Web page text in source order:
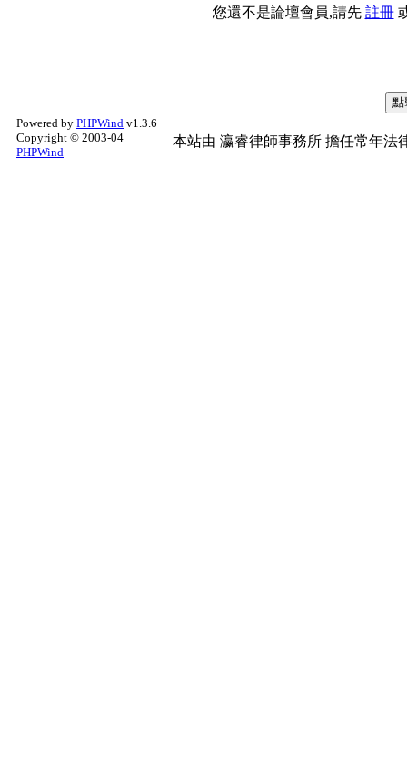
您還不是論壇會員,請先 註冊
Powered by PHPWind v1.3.6
Copyright © 2003-04
PHPWind
本站由 瀛睿律師事務所 擔任常年法